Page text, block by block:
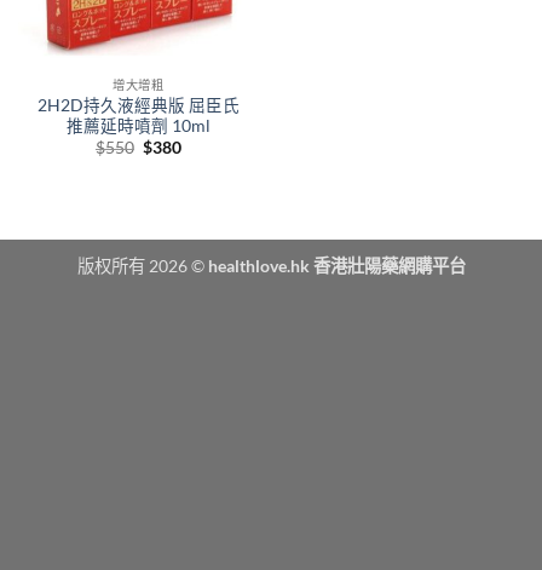
增大增粗
2H2D持久液經典版 屈臣氏
推薦延時噴劑 10ml
$550 Original
$380Current
版权所有 2026 © healthlove.hk 香港壯陽藥網購平台